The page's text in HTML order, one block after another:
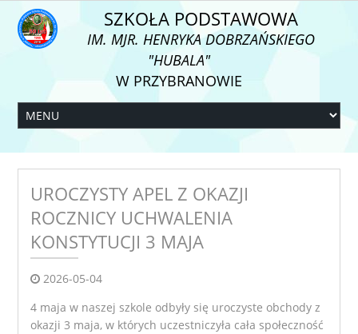
SZKOŁA PODSTAWOWA
IM. MJR. HENRYKA DOBRZAŃSKIEGO
"HUBALA"
W PRZYBRANOWIE
UROCZYSTY APEL Z OKAZJI
ROCZNICY UCHWALENIA
KONSTYTUCJI 3 MAJA
2026-05-04
4 maja w naszej szkole odbyły się uroczyste obchody z
okazji 3 maja, w których uczestniczyła cała społeczność